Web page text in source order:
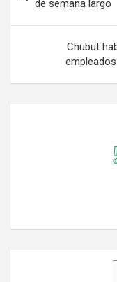
entradas
de semana largo
Chubut